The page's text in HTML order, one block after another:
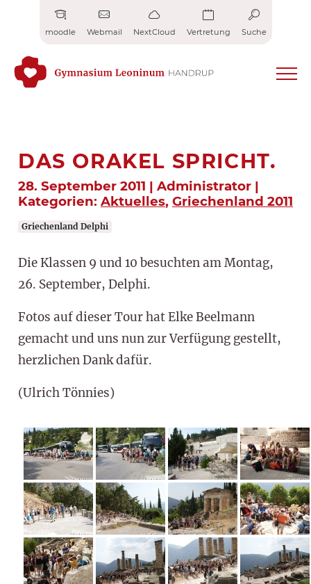
moodle Webmail NextCloud Vertretung Suche
DAS ORAKEL SPRICHT.
28. September 2011 | Administrator |
Kategorien: Aktuelles, Griechenland 2011
Griechenland Delphi
Die Klassen 9 und 10 besuchten am Montag,
26. September, Delphi.
Fotos auf dieser Tour hat Elke Beelmann
gemacht und uns nun zur Verfügung gestellt,
herzlichen Dank dafür.
(Ulrich Tönnies)